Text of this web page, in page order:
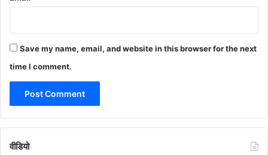
Save my name, email, and website in this browser for the next
time I comment.
वीडियो